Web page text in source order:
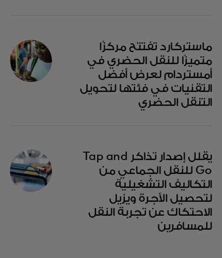
ماستركارد تفتتح مركزًا
متميزًا للنقل الحضري في
أمستردام لعرض أفضل
التقنيات في فئتها لتحويل
التنقل الحضري
يقلل إصدار تذاكر Tap and
Go للنقل الجماعي من
التكاليف التشغيلية
لتحصيل الأجرة ويزيل
الاحتكاك عن تجربة النقل
للمسافرين